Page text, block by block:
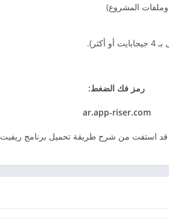
رمز فك الضغط:
ar.app-riser.com
استفت من شرح طريقة تحميل برنامج ريفيت 2024.